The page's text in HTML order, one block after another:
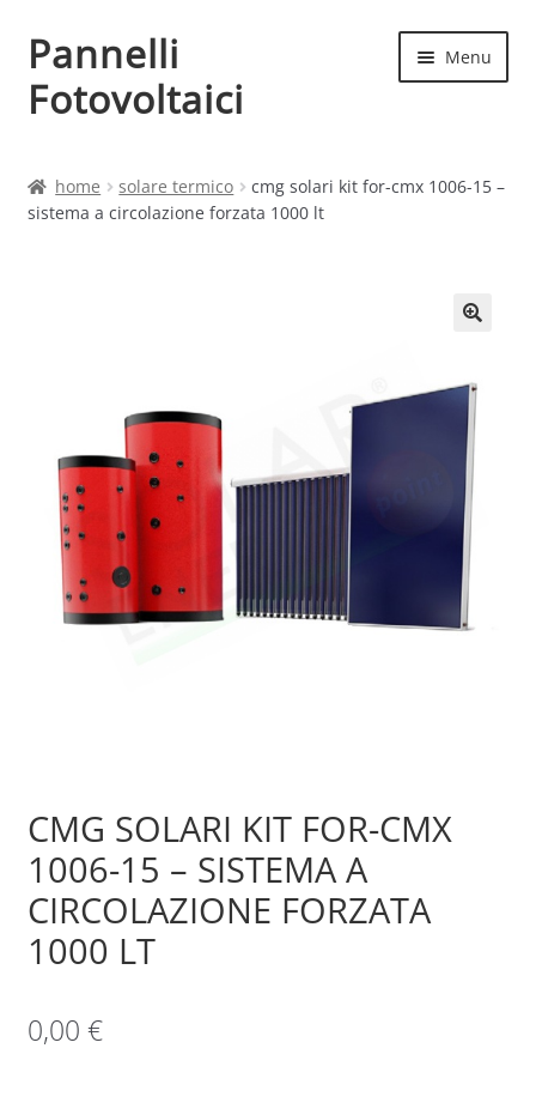
Vai
alla
navigazione
Vai
al
contenuto
Pannelli
Fotovoltaici
Menu
Cart
My account
Produttori
Sample Page
home solare termico
cmg solari kit for-cmx 1006-15 –
sistema a circolazione forzata 1000 lt
CMG SOLARI KIT FOR-CMX
1006-15 – SISTEMA A
CIRCOLAZIONE FORZATA
1000 LT
0,00 €